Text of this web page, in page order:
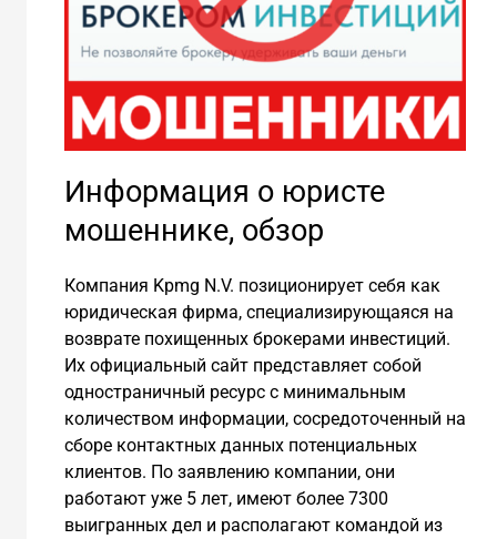
Информация о юристе
мошеннике, обзор
Компания Kpmg N.V. позиционирует себя как
юридическая фирма, специализирующаяся на
возврате похищенных брокерами инвестиций.
Их официальный сайт представляет собой
одностраничный ресурс с минимальным
количеством информации, сосредоточенный на
сборе контактных данных потенциальных
клиентов. По заявлению компании, они
работают уже 5 лет, имеют более 7300
выигранных дел и располагают командой из